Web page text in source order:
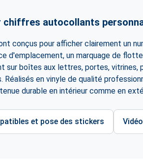
chiffres autocollants
conçus pour afficher clairement un
d'emplacement, un marquage de
boîtes aux lettres, portes, vitrines,
en vinyle de qualité
durable en intérieur comme en
et pose des stickers